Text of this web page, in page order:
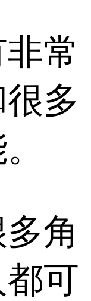
常
多
角
可